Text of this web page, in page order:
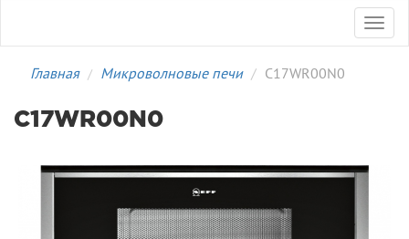
Главная Микроволновые печи C17WR00N0
C17WR00N0